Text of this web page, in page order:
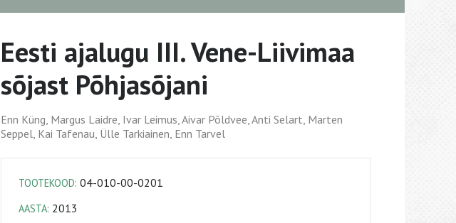
Eesti ajalugu III. Vene-Liivimaa
sõjast Põhjasõjani
Enn Küng, Margus Laidre, Ivar Leimus, Aivar Põldvee, Anti Selart, Marten
Seppel, Kai Tafenau, Ülle Tarkiainen, Enn Tarvel
TOOTEKOOD: 04-010-00-0201
AASTA: 2013